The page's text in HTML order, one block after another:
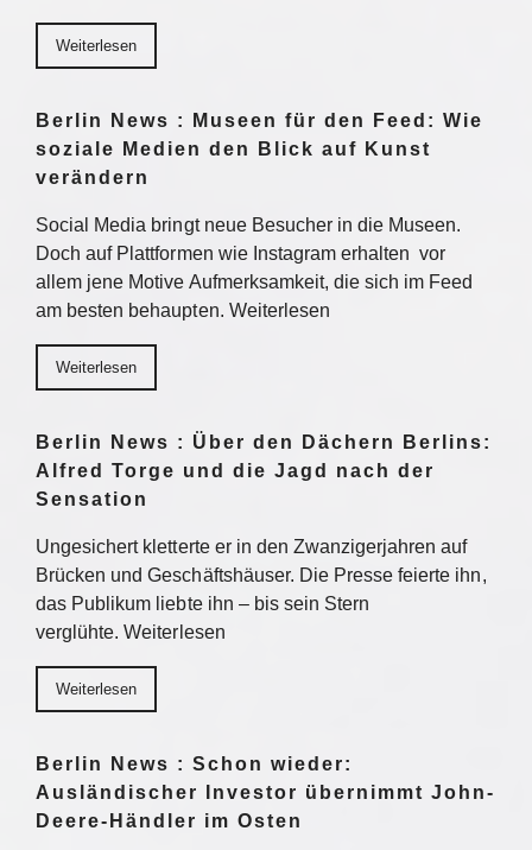
Weiterlesen
Berlin News : Museen für den Feed: Wie
soziale Medien den Blick auf Kunst
verändern
Social Media bringt neue Besucher in die Museen.
Doch auf Plattformen wie Instagram erhalten vor
allem jene Motive Aufmerksamkeit, die sich im Feed
am besten behaupten. Weiterlesen
Weiterlesen
Berlin News : Über den Dächern Berlins:
Alfred Torge und die Jagd nach der
Sensation
Ungesichert kletterte er in den Zwanzigerjahren auf
Brücken und Geschäftshäuser. Die Presse feierte ihn,
das Publikum liebte ihn – bis sein Stern
verglühte. Weiterlesen
Weiterlesen
Berlin News : Schon wieder:
Ausländischer Investor übernimmt John-
Deere-Händler im Osten